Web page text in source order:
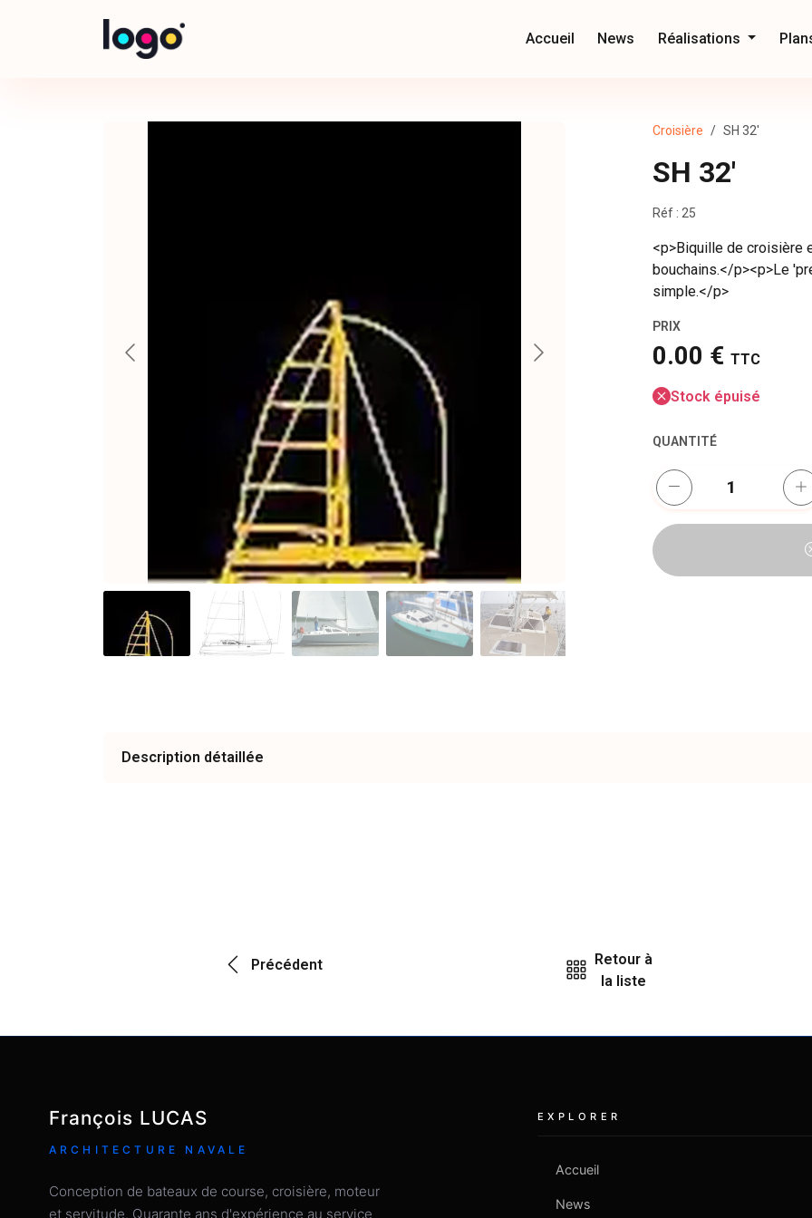
Accueil News Réalisations
Croisière SH 32'
SH 32'
Réf : 25
<p>Biquille de croisière
bouchains.</p><p>Le
simple.</p>
PRIX
0.00 € TTC
Stock épuisé
QUANTITÉ
Description détaillée
Précédent
Retour à
la liste
François LUCAS
ARCHITECTURE NAVALE
Conception de bateaux de course, croisière, moteur
et servitude. Quarante ans d'expérience au service
EXPLORER
Accueil
News